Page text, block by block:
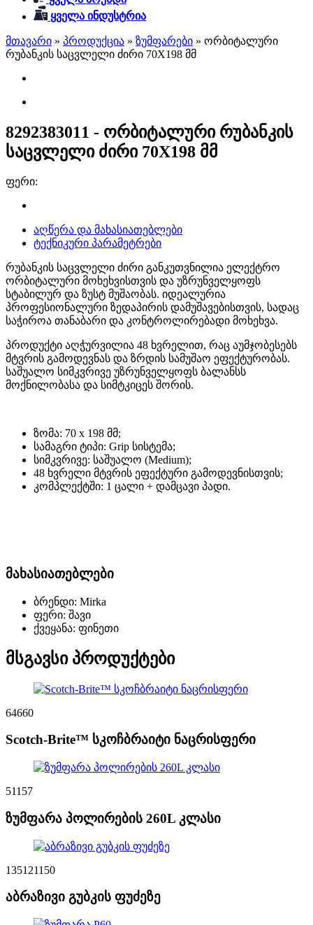
ყველა ინდუსტრია
მთავარი » პროდუქცია » ზუმფარები » ორბიტალური
რუბანკის საცვლელი ძირი 70X198 მმ
8292383011 - ორბიტალური რუბანკის
საცვლელი ძირი 70X198 მმ
ფერი:
აღწერა და მახასიათებლები
ტექნიკური პარამეტრები
რუბანკის საცვლელი ძირი განკუთვნილია ელექტრო
ორბიტალური მოხეხვისთვის და უზრუნველყოფს
სტაბილურ და ზუსტ მუშაობას. იდეალურია
პროფესიონალური ზედაპირის დამუშავებისთვის, სადაც
საჭიროა თანაბარი და კონტროლირებადი მოხეხვა.
პროდუქტი აღჭურვილია 48 ხვრელით, რაც აუმჯობესებს
მტვრის გამოდევნას და ზრდის სამუშაო ეფექტურობას.
საშუალო სიმკვრივე უზრუნველყოფს ბალანსს
მოქნილობასა და სიმტკიცეს შორის.
ზომა: 70 x 198 მმ;
სამაგრი ტიპი: Grip სისტემა;
სიმკვრივე: საშუალო (Medium);
48 ხვრელი მტვრის ეფექტური გამოდევნისთვის;
კომპლექტში: 1 ცალი + დამცავი პადი.
მახასიათებლები
ბრენდი: Mirka
ფერი: შავი
ქვეყანა: ფინეთი
მსგავსი პროდუქტები
64660
Scotch-Brite™ სკოჩბრაიტი ნაცრისფერი
51157
ზუმფარა პოლირების 260L კლასი
135121150
აბრაზივი გუბკის ფუძეზე